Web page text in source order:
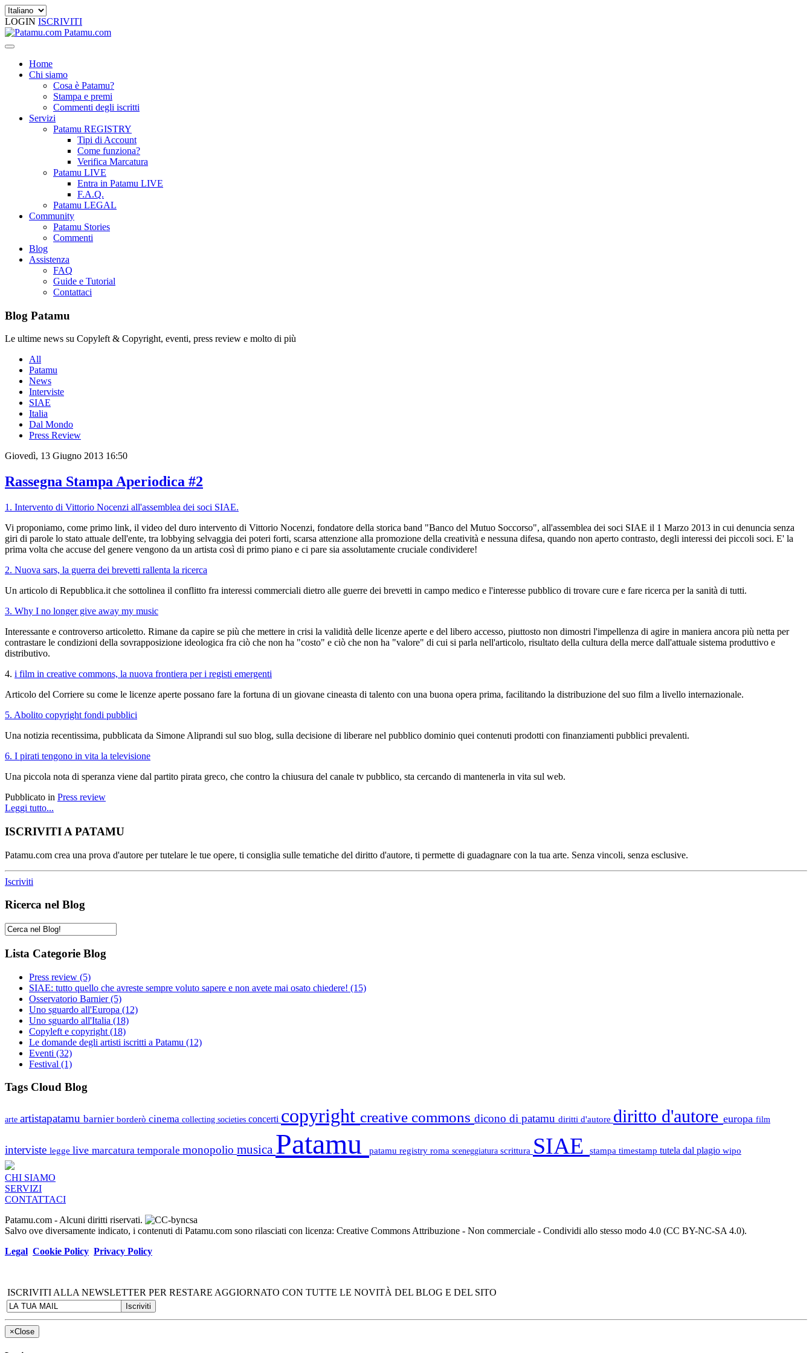
LOGIN ISCRIVITI
Patamu.com
Home
Chi siamo
Cosa è Patamu?
Stampa e premi
Commenti degli iscritti
Servizi
Patamu REGISTRY
Tipi di Account
Come funziona?
Verifica Marcatura
Patamu LIVE
Entra in Patamu LIVE
F.A.Q.
Patamu LEGAL
Community
Patamu Stories
Commenti
Blog
Assistenza
FAQ
Guide e Tutorial
Contattaci
Blog Patamu
Le ultime news su Copyleft & Copyright, eventi, press review e molto di più
All
Patamu
News
Interviste
SIAE
Italia
Dal Mondo
Press Review
Giovedì, 13 Giugno 2013 16:50
Rassegna Stampa Aperiodica #2
1. Intervento di Vittorio Nocenzi all'assemblea dei soci SIAE.
Vi proponiamo, come primo link, il video del duro intervento di Vittorio Nocenzi, fondatore della storica band "Banco del Mutuo Soccorso", all'assemblea dei soci SIAE il 1 Marzo 2013 in cui denuncia senza
giri di parole lo stato attuale dell'ente, tra lobbying selvaggia dei poteri forti, scarsa attenzione alla promozione della creatività e nessuna difesa, quando non aperto contrasto, degli interessi dei piccoli soci. E' la
prima volta che accuse del genere vengono da un artista così di primo piano e ci pare sia assolutamente cruciale condividere!
2. Nuova sars, la guerra dei brevetti rallenta la ricerca
Un articolo di Repubblica.it che sottolinea il conflitto fra interessi commerciali dietro alle guerre dei brevetti in campo medico e l'interesse pubblico di trovare cure e fare ricerca per la sanità di tutti.
3. Why I no longer give away my music
Interessante e controverso articoletto. Rimane da capire se più che mettere in crisi la validità delle licenze aperte e del libero accesso, piuttosto non dimostri l'impellenza di agire in maniera ancora più netta per
contrastare le condizioni della sovrapposizione ideologica fra ciò che non ha "costo" e ciò che non ha "valore" di cui si parla nell'articolo, risultato della cultura della merce dall'attuale sistema produttivo e
distributivo.
4. i film in creative commons, la nuova frontiera per i registi emergenti
Articolo del Corriere su come le licenze aperte possano fare la fortuna di un giovane cineasta di talento con una buona opera prima, facilitando la distribuzione del suo film a livello internazionale.
5. Abolito copyright fondi pubblici
Una notizia recentissima, pubblicata da Simone Aliprandi sul suo blog, sulla decisione di liberare nel pubblico dominio quei contenuti prodotti con finanziamenti pubblici prevalenti.
6. I pirati tengono in vita la televisione
Una piccola nota di speranza viene dal partito pirata greco, che contro la chiusura del canale tv pubblico, sta cercando di mantenerla in vita sul web.
Pubblicato in Press review
Leggi tutto...
ISCRIVITI A PATAMU
Patamu.com crea una prova d'autore per tutelare le tue opere, ti consiglia sulle tematiche del diritto d'autore, ti permette di guadagnare con la tua arte. Senza vincoli, senza esclusive.
Iscriviti
Ricerca nel Blog
Lista Categorie Blog
Press review (5)
SIAE: tutto quello che avreste sempre voluto sapere e non avete mai osato chiedere! (15)
Osservatorio Barnier(5)
Uno sguardo all'Europa (12)
Uno sguardo all'Italia (18)
Copyleft e copyright (18)
Le domande degli artisti iscritti a Patamu (12)
Eventi (32)
Festival (1)
Tags Cloud Blog
arte artistapatamu barnier borderò cinema collecting societies concerti copyright creative commons dicono di patamu diritti d'autore diritto d'autore europa film
interviste legge live marcatura temporale monopolio musica Patamu patamu registry roma sceneggiatura scrittura SIAE stampa timestamp tutela dal plagio wipo
CHI SIAMO
SERVIZI
CONTATTACI
Patamu.com - Alcuni diritti riservati.
Salvo ove diversamente indicato, i contenuti di Patamu.com sono rilasciati con licenza: Creative Commons Attribuzione - Non commerciale - Condividi allo stesso modo 4.0 (CC BY-NC-SA 4.0).
Legal Cookie Policy Privacy Policy
ISCRIVITI ALLA NEWSLETTER PER RESTARE AGGIORNATO CON TUTTE LE NOVITÀ DEL BLOG E DEL SITO
×Close